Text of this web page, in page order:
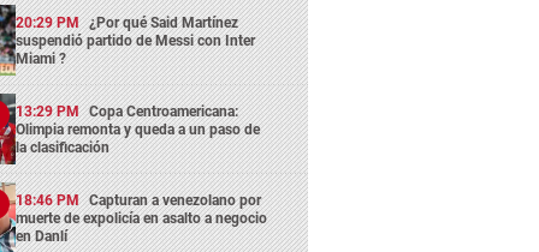
20:29 PM ¿Por qué Said Martínez
suspendió partido de Messi con Inter
Miami ?
13:29 PM Copa Centroamericana:
Olimpia remonta y queda a un paso de
la clasificación
18:46 PM Capturan a venezolano por
muerte de expolicía en asalto a negocio
en Danlí